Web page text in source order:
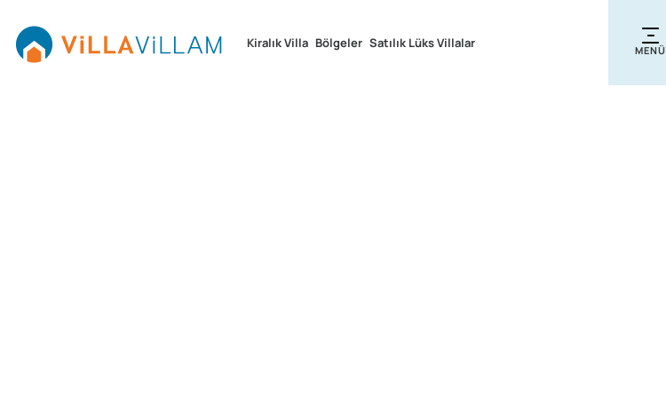
Kiralık Villa Bölgeler Satılık Lüks Villalar MENÜ